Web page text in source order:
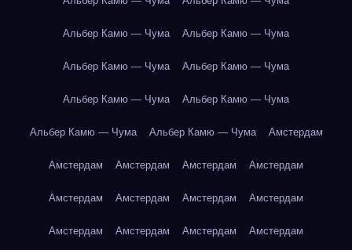
Альбер Камю — Чума Альбер Камю — Чума
Альбер Камю — Чума Альбер Камю — Чума
Альбер Камю — Чума Альбер Камю — Чума
Альбер Камю — Чума Альбер Камю — Чума Амстердам
Амстердам Амстердам Амстердам Амстердам
Амстердам Амстердам Амстердам Амстердам
Амстердам Амстердам Амстердам Амстердам